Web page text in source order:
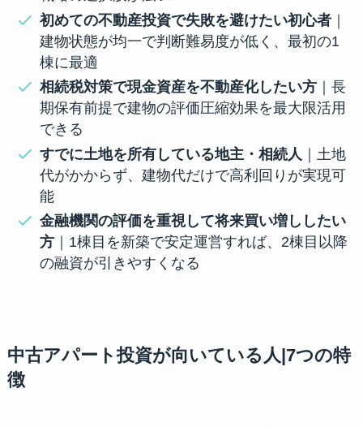
初めての不動産投資で失敗を避けたい初心者 ｜
建物状態が均一で判断難易度が低く、最初の1
棟に最適
相続税対策で現金資産を不動産化したい方 ｜長
期保有前提で建物の評価圧縮効果を最大限活用
できる
すでに土地を所有している地主・相続人 ｜土地
代がかからず、建物代だけで高利回りが実現可
能
金融機関の評価を重視して将来買い増ししたい
方 ｜1棟目を新築で安定運営すれば、2棟目以降
の融資が引きやすくなる
中古アパート投資が向いている人|7つの特
徴